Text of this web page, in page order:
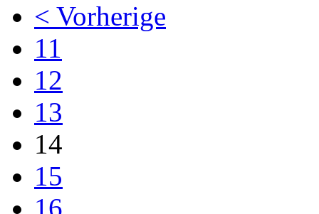
< Vorherige
11
12
13
14
15